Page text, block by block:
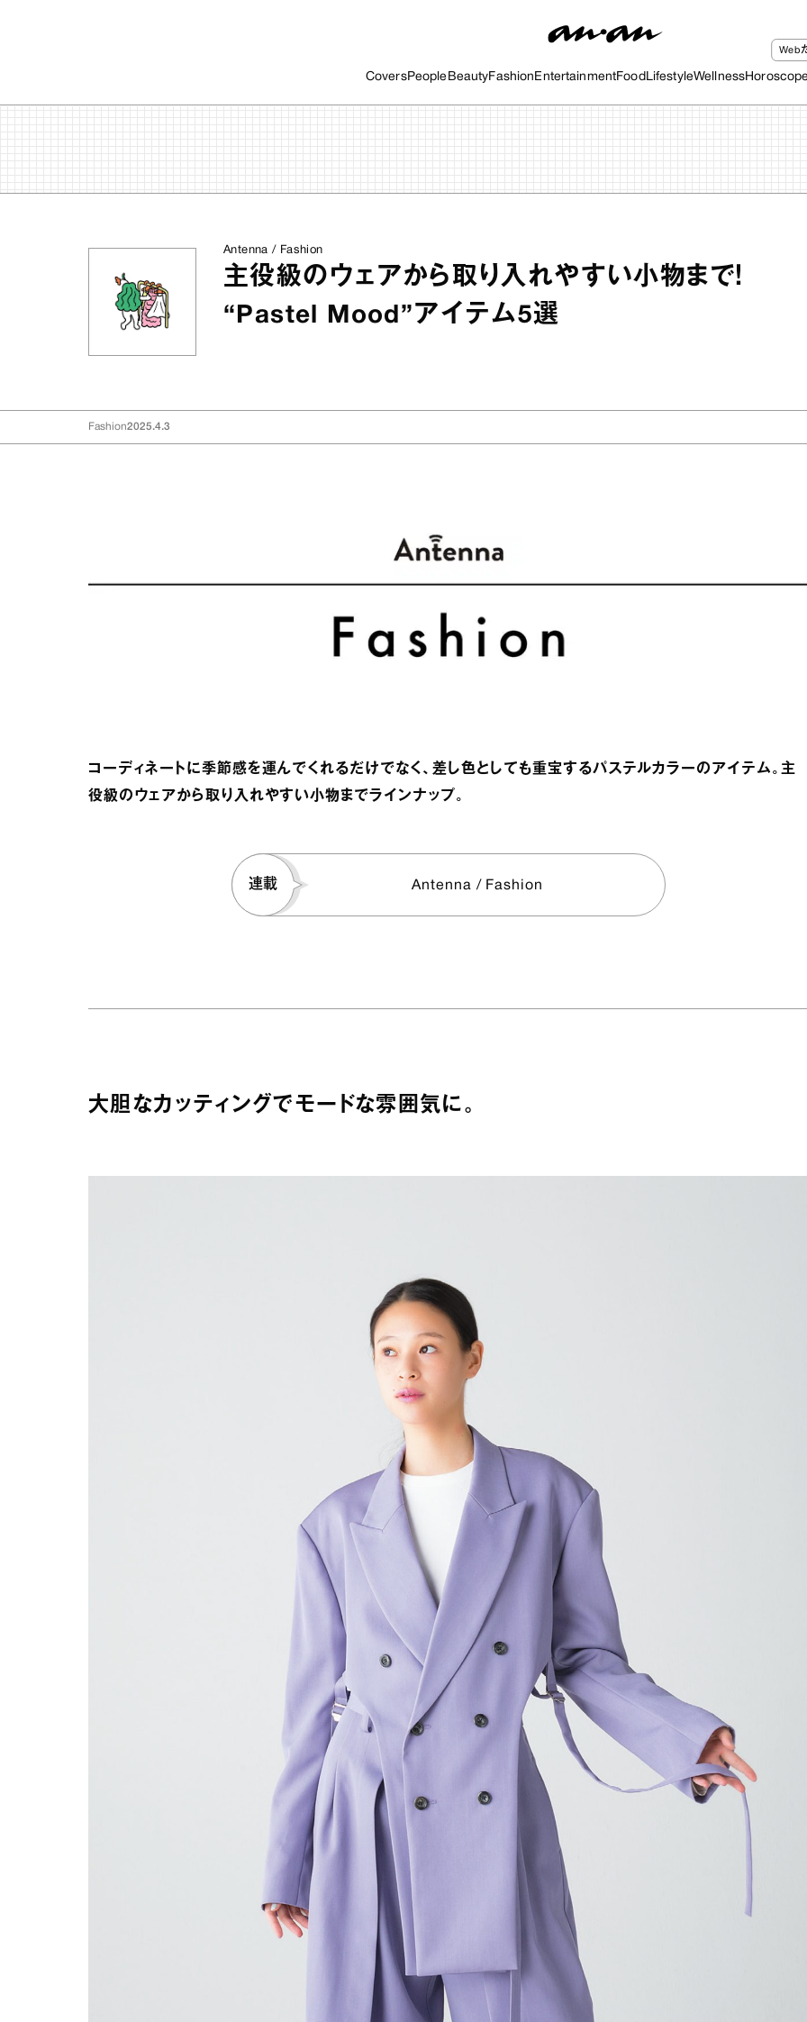
CoversPeople BeautyFashion EntertainmentFood LifestyleWellness
Web
Antenna / Fashion
主役級のウェアから取り入れやすい小物まで！
“Pastel Mood”アイテム5選
Fashion2025.4.3
コーディネートに季節感を運んでくれるだけでなく、差し色としても重宝するパステルカラーのアイテム。主
役級のウェアから取り入れやすい小物までラインナップ。
連載 Antenna / Fashion
大胆なカッティングでモードな雰囲気に。